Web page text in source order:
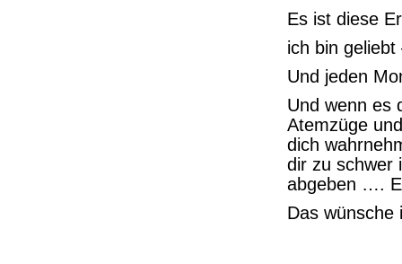
Es ist diese
ich bin
Und jeden
Und wenn es
Atemzüge
dich
dir zu schwer
abgeben ….
Das wünsche